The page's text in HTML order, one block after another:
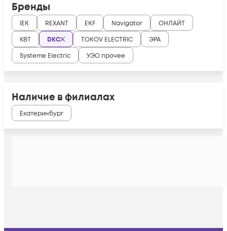
Бренды
IEK REXANT EKF Navigator
ОНЛАЙТ
КВТ
DKC TOKOV ELECTRIC
ЭРА
Systeme Electric
УЭО прочее
Наличие в филиалах
Екатеринбург